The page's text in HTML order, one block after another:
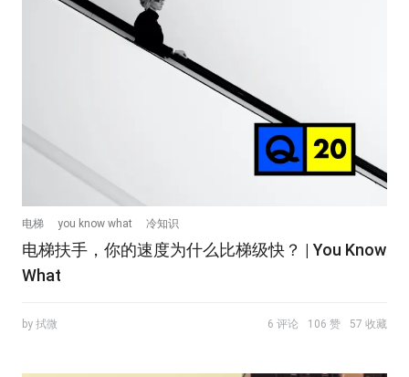
电梯 you know what 冷知识
电梯扶手，你的速度为什么比梯级快？ | You Know
What
by 拭微 6 评论 106 赞 57 收藏